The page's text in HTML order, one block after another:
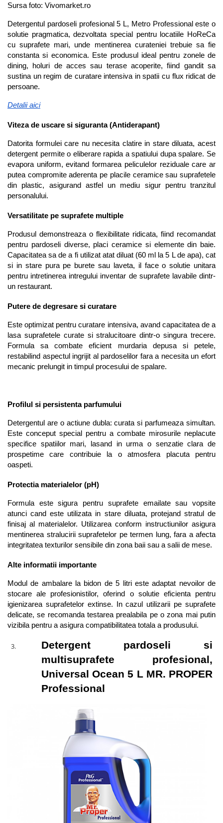
Sursa foto: Vivomarket.ro
Detergentul pardoseli profesional 5 L, Metro Professional este o
solutie pragmatica, dezvoltata special pentru locatiile HoReCa
cu suprafete mari, unde mentinerea curateniei trebuie sa fie
constanta si economica. Este produsul ideal pentru zonele de
dining, holuri de acces sau terase acoperite, fiind gandit sa
sustina un regim de curatare intensiva in spatii cu flux ridicat de
persoane.
Detalii aici
Viteza de uscare si siguranta (Antiderapant)
Datorita formulei care nu necesita clatire in stare diluata, acest
detergent permite o eliberare rapida a spatiului dupa spalare. Se
evapora uniform, evitand formarea peliculelor reziduale care ar
putea compromite aderenta pe placile ceramice sau suprafetele
din plastic, asigurand astfel un mediu sigur pentru tranzitul
personalului.
Versatilitate pe suprafete multiple
Produsul demonstreaza o flexibilitate ridicata, fiind recomandat
pentru pardoseli diverse, placi ceramice si elemente din baie.
Capacitatea sa de a fi utilizat atat diluat (60 ml la 5 L de apa), cat
si in stare pura pe burete sau laveta, il face o solutie unitara
pentru intretinerea intregului inventar de suprafete lavabile dintr-
un restaurant.
Putere de degresare si curatare
Este optimizat pentru curatare intensiva, avand capacitatea de a
lasa suprafetele curate si stralucitoare dintr-o singura trecere.
Formula sa combate eficient murdaria depusa si petele,
restabilind aspectul ingrijit al pardoselilor fara a necesita un efort
mecanic prelungit in timpul procesului de spalare.
Profilul si persistenta parfumului
Detergentul are o actiune dubla: curata si parfumeaza simultan.
Este conceput special pentru a combate mirosurile neplacute
specifice spatiilor mari, lasand in urma o senzatie clara de
prospetime care contribuie la o atmosfera placuta pentru
oaspeti.
Protectia materialelor (pH)
Formula este sigura pentru suprafete emailate sau vopsite
atunci cand este utilizata in stare diluata, protejand stratul de
finisaj al materialelor. Utilizarea conform instructiunilor asigura
mentinerea stralucirii suprafetelor pe termen lung, fara a afecta
integritatea texturilor sensibile din zona baii sau a salii de mese.
Alte informatii importante
Modul de ambalare la bidon de 5 litri este adaptat nevoilor de
stocare ale profesionistilor, oferind o solutie eficienta pentru
igienizarea suprafetelor extinse. In cazul utilizarii pe suprafete
delicate, se recomanda testarea prealabila pe o zona mai putin
vizibila pentru a asigura compatibilitatea totala a produsului.
Detergent pardoseli si
multisuprafete profesional,
Universal Ocean 5 L MR. PROPER
Professional